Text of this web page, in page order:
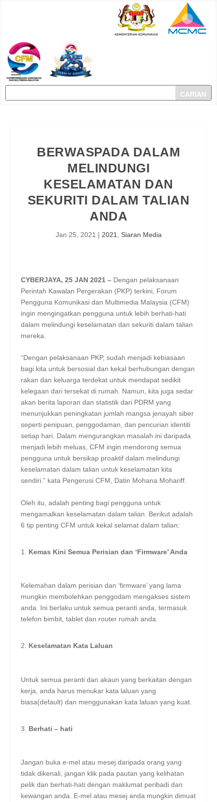
BERWASPADA DALAM
MELINDUNGI
KESELAMATAN DAN
SEKURITI DALAM TALIAN
ANDA
Jan 25, 2021 | 2021 Siaran Media
CYBERJAYA, 25 JAN 2021 – Dengan pelaksanaan
Perintah Kawalan Pergerakan (PKP) terkini, Forum
Pengguna Komunikasi dan Multimedia Malaysia (CFM)
ingin mengingatkan pengguna untuk lebih berhati-hati
dalam melindungi keselamatan dan sekuriti dalam talian
mereka.
“Dengan pelaksanaan PKP, sudah menjadi kebiasaan
bagi kita untuk bersosial dan kekal berhubungan dengan
rakan dan keluarga terdekat untuk mendapat sedikit
kelegaan dari tersekat di rumah. Namun, kita juga sedar
akan berita laporan dan statistik dari PDRM yang
menunjukkan peningkatan jumlah mangsa jenayah siber
seperti penipuan, penggodaman, dan pencurian identiti
setiap hari. Dalam mengurangkan masalah ini daripada
menjadi lebih meluas, CFM ingin mendorong semua
pengguna untuk bersikap proaktif dalam melindungi
keselamatan dalam talian untuk keselamatan kita
sendiri.” kata Pengerusi CFM, Datin Mohana Mohariff.
Oleh itu, adalah penting bagi pengguna untuk
mengamalkan keselamatan dalam talian. Berikut adalah
6 tip penting CFM untuk kekal selamat dalam talian:
Kemas Kini Semua Perisian dan ‘Firmware’ Anda
Kelemahan dalam perisian dan ‘firmware’ yang lama
mungkin membolehkan penggodam mengakses sistem
anda. Ini berlaku untuk semua peranti anda, termasuk
telefon bimbit, tablet dan router rumah anda.
Keselamatan Kata Laluan
Untuk semua peranti dan akaun yang berkaitan dengan
kerja, anda harus menukar kata laluan yang
biasa(default) dan menggunakan kata laluan yang kuat.
Berhati – hati
Jangan buka e-mel atau mesej daripada orang yang
tidak dikenali, jangan klik pada pautan yang kelihatan
pelik dan berhati-hati dengan maklumat peribadi dan
kewangan anda. E-mel atau mesej anda mungkin dimuat